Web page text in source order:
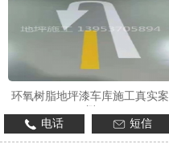
环氧树脂地坪漆车库施工真实案
电话
短信